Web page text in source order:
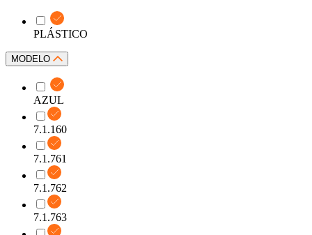
PLÁSTICO
MODELO
AZUL
7.1.160
7.1.761
7.1.762
7.1.763